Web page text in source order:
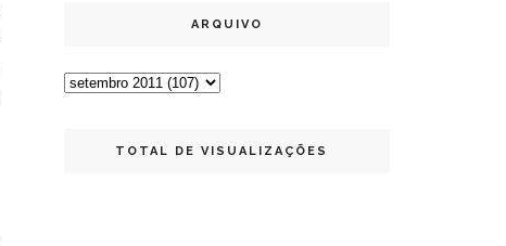
ARQUIVO
TOTAL DE VISUALIZAÇÕES